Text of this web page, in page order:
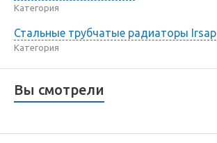
Категория
Стальные трубчатые радиаторы Irsap
Категория
Вы смотрели